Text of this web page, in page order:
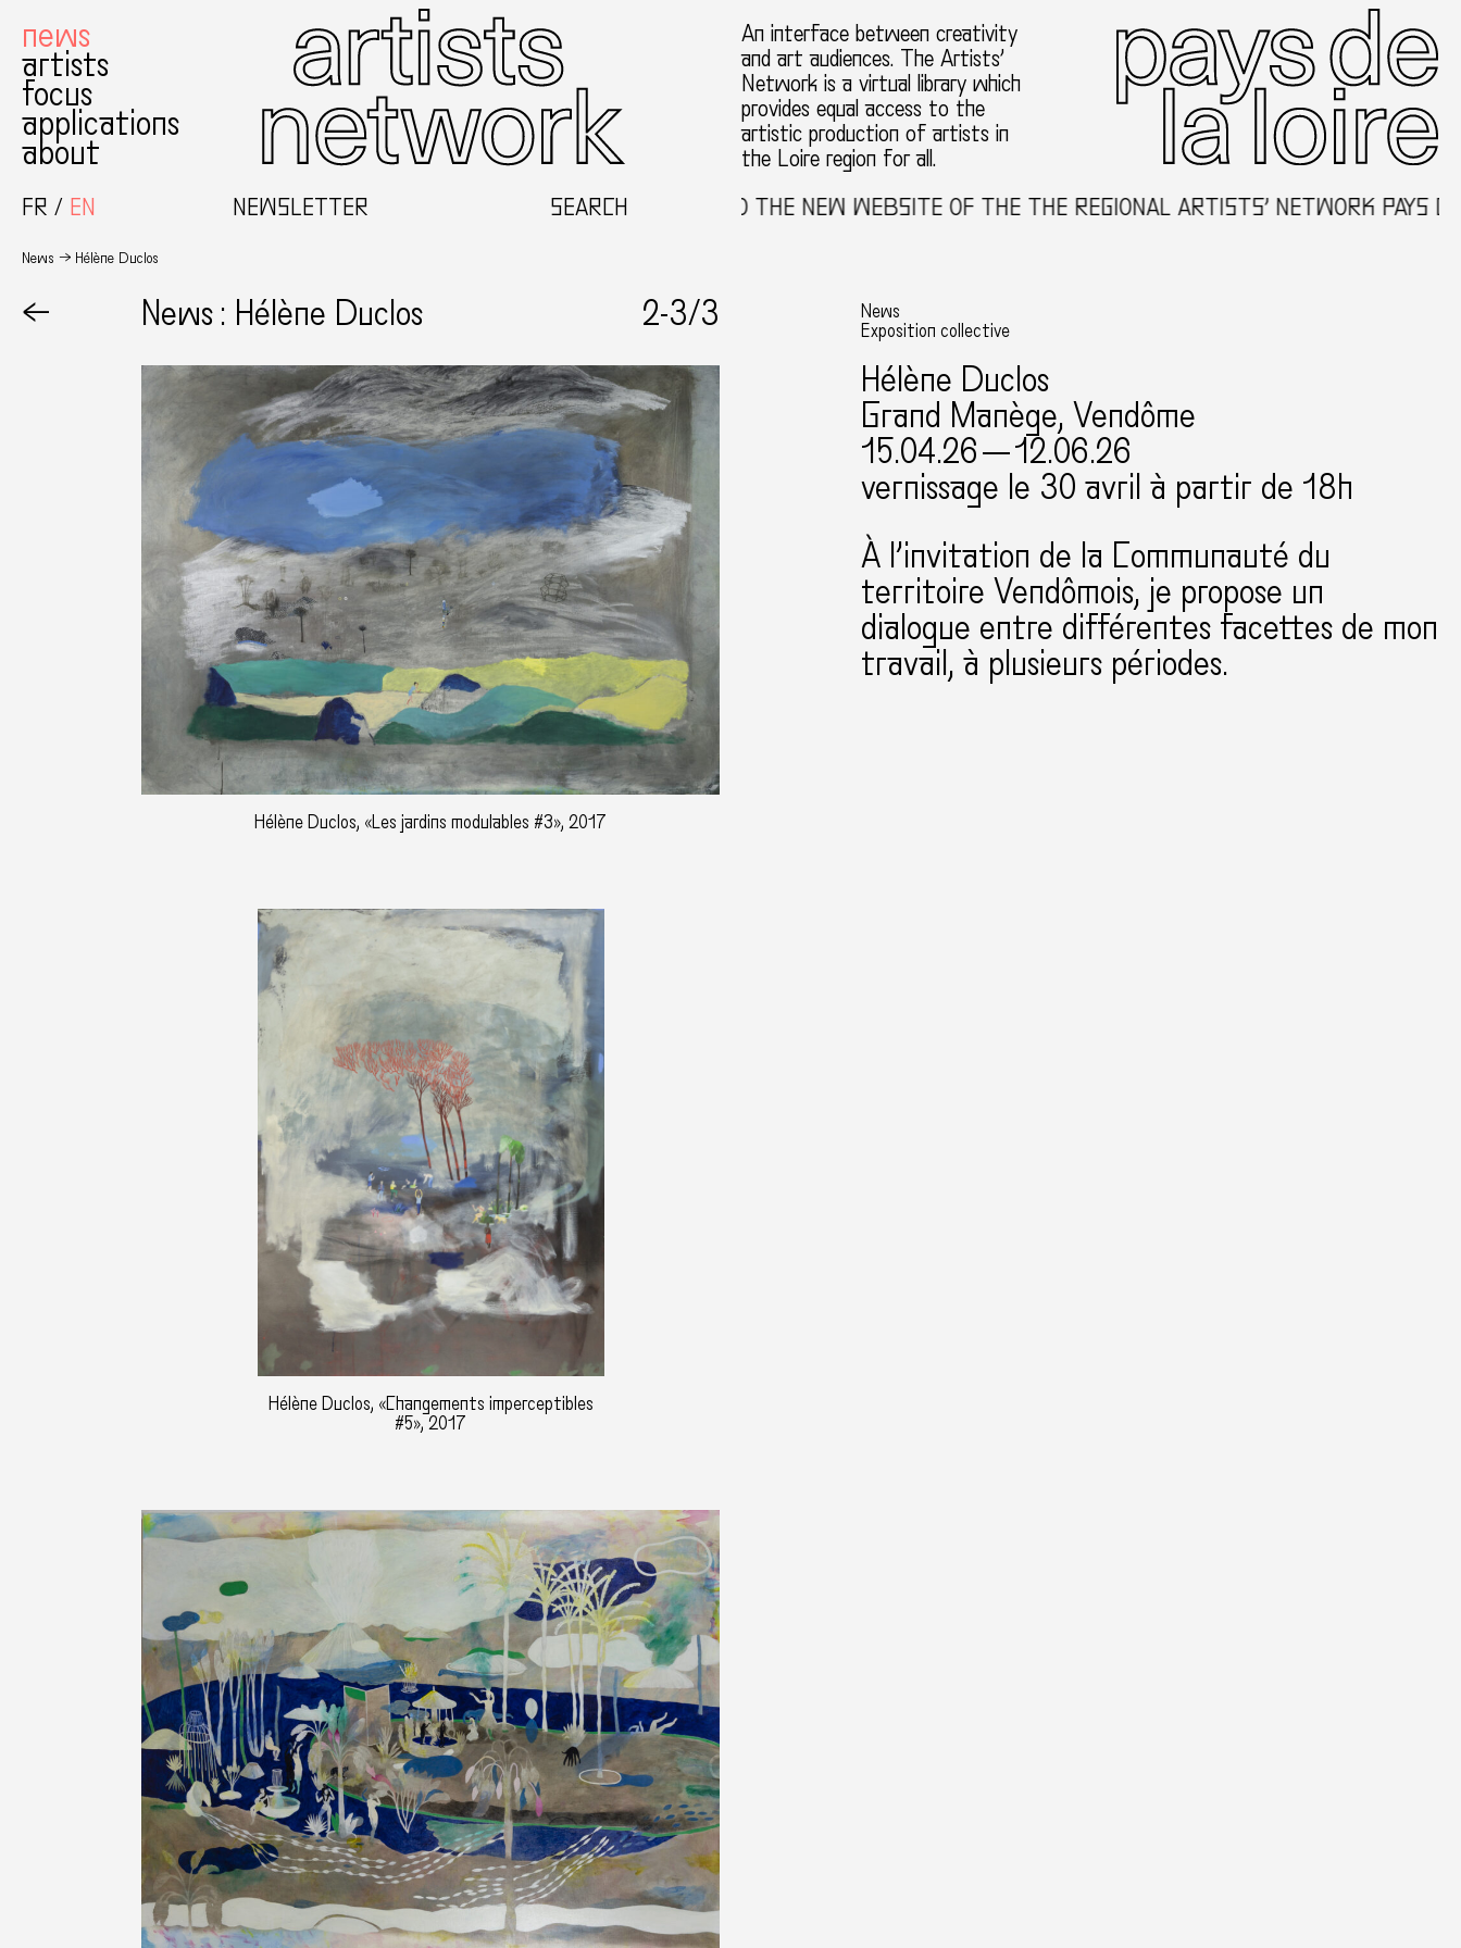
news
artists
focus
applications
about
An interface between creativity
and art audiences. The Artists’
Network is a virtual library which
provides equal access to the
artistic production of artists in
the Loire region for all.
FR
EN NEWSLETTER SEARCHWELCOME TO THE NEW WEBSITE OF THE THE REGIONAL ARTISTS’ NETWORK PAYS DE
News Hélène Duclos
← News : Hélène Duclos 2-3/3
Hélène Duclos, «Les jardins modulables #3», 2017
Hélène Duclos, «Changements imperceptibles
#5», 2017
News
Exposition collective
Hélène Duclos
Grand Manège, Vendôme
15.04.26 — 12.06.26
vernissage le 30 avril à partir de 18h
À l’invitation de la Communauté du
territoire Vendômois, je propose un
dialogue entre différentes facettes de mon
travail, à plusieurs périodes.